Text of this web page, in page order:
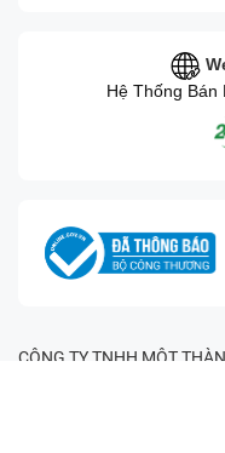
Hệ Thống Bán
CÔNG TY TNHH MỘT